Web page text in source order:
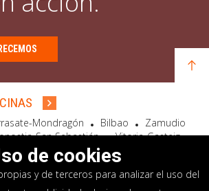
Mondragón Bilbao
Zamudio
San Sebastián
Vitoria-Gasteiz
El Astillero Bidart
SOCIAL
de cookies
y de terceros para analizar el uso del